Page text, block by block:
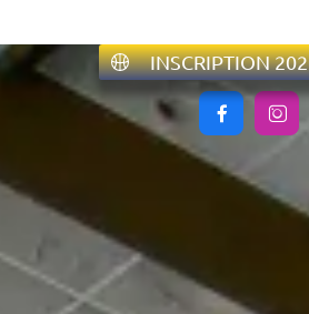
INSCRIPTION
 